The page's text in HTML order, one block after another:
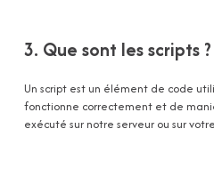
3. Que sont les scripts ?
Un script est un élément de code
fonctionne correctement et de
exécuté sur notre serveur ou sur